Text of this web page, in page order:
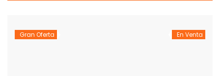
Gran Oferta En Venta